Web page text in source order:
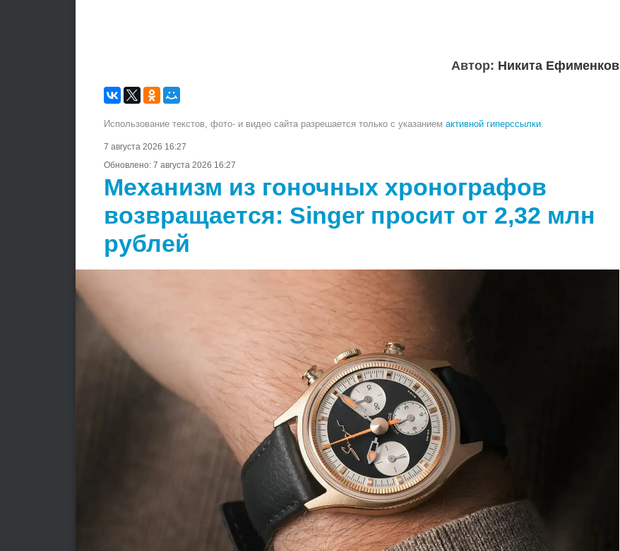
Автор: Никита Ефименков
Использование текстов, фото- и видео сайта разрешается только с указанием активной гиперссылки.
7 августа 2026 16:27
Обновлено: 7 августа 2026 16:27
Механизм из гоночных хронографов
возвращается: Singer просит от 2,32 млн
рублей